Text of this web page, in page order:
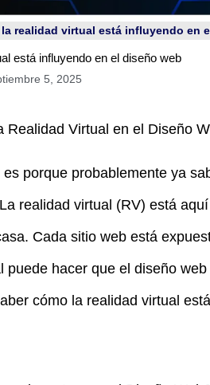
la realidad virtual está influyendo en
está influyendo en el diseño web
5, 2025
Realidad Virtual en el Diseño
porque probablemente ya
realidad virtual (RV) está
Cada sitio web está
puede hacer que el diseño
cómo la realidad virtual